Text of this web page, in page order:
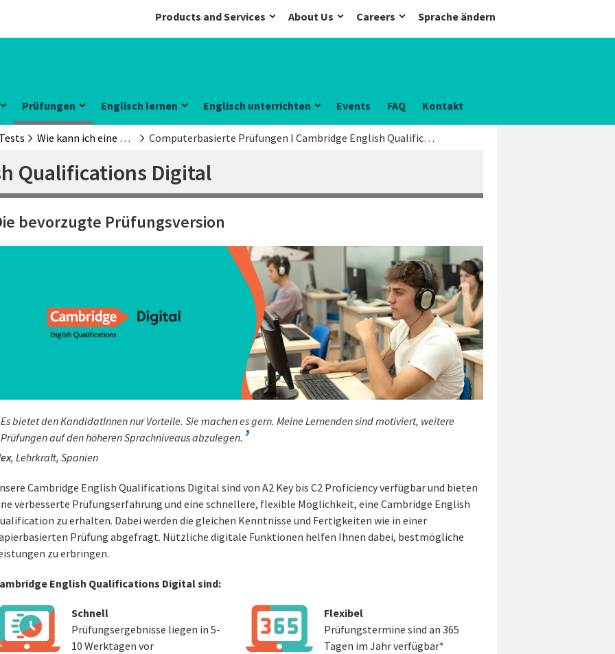
Products and Services About Us Careers Sprache ändern
Prüfungen Englisch lernen Englisch unterrichten Events FAQ Kontakt
Wie kann ich eine Cambridge English Prüfung ablegen Computerbasierte Prüfungen l Cambridge English Qualifications Digital
Qualifications Digital
bevorzugte Prüfungsversion
Es bietet den KandidatInnen nur Vorteile. Sie machen es gern. Meine Lernenden sind motiviert, weitere
Prüfungen auf den höheren Sprachniveaus abzulegen.
, Lehrkraft, Spanien
Cambridge English Qualifications Digital sind von A2 Key bis C2 Proficiency verfügbar und bieten
verbesserte Prüfungserfahrung und eine schnellere, flexible Möglichkeit, eine Cambridge English
zu erhalten. Dabei werden die gleichen Kenntnisse und Fertigkeiten wie in einer
Prüfung abgefragt. Nützliche digitale Funktionen helfen Ihnen dabei, bestmögliche
zu erbringen.
English Qualifications Digital sind:
Schnell
Prüfungsergebnisse liegen in 5-
10 Werktagen vor
Flexibel
Prüfungstermine sind an 365
Tagen im Jahr verfügbar*